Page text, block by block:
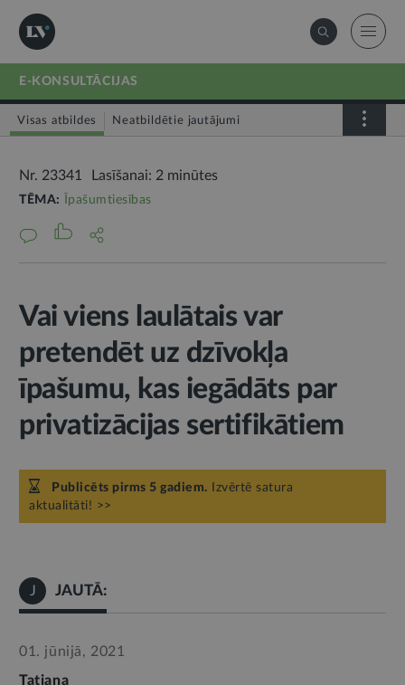
E-KONSULTĀCIJAS
Visas atbildes Neatbildētie jautājumi
Nr. 23341 Lasīšanai: 2 minūtes
TĒMA: Īpašumtiesības
Vai viens laulātais var
pretendēt uz dzīvokļa
īpašumu, kas iegādāts par
privatizācijas sertifikātiem
Publicēts pirms 5 gadiem. Izvērtē satura
aktualitāti! >>
J JAUTĀ:
01. jūnijā, 2021
Tatjana